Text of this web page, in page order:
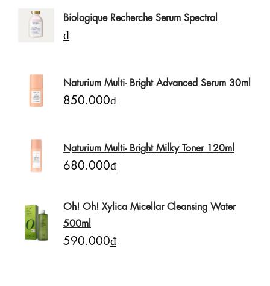
Biologique Recherche Serum Spectral
₫
Naturium Multi- Bright Advanced Serum 30ml
850.000₫
Naturium Multi- Bright Milky Toner 120ml
680.000₫
Oh! Oh! Xylica Micellar Cleansing Water
500ml
590.000₫